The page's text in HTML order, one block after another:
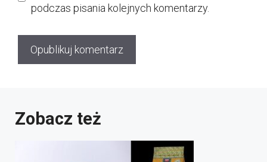
podczas pisania kolejnych komentarzy.
Zobacz też